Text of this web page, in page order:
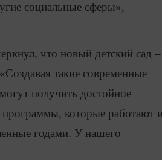
социальные сферы», –
что новый детский сад –
такие современные
получить достойное
программы, которые работают
годами. У нашего